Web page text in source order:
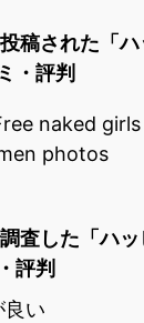
稿された「
・評判
naked
photos
査した「ハ
評判
良い